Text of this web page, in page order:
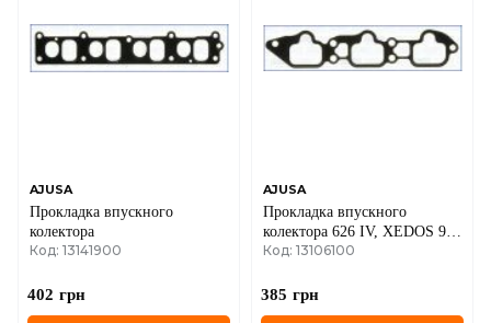
AJUSA
Прокладка впускного
колектора
Код: 13141900
402 грн
AJUSA
Прокладка впускного
колектора 626 IV, XEDOS 9
92- MAZDA
Код: 13106100
385 грн